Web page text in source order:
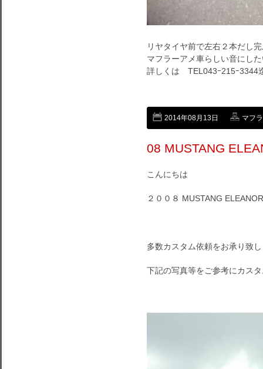
リヤタイヤ前で左右２本だし
マフラーアメ車らしい音にし
詳しくは TEL043ｰ215ｰ3344
2014年08月13日 マフ
08 MUSTANG
こんにちは
２００８ MUSTANG
多数カスタム依頼をお承り致
下記の写真等をご参考にカス